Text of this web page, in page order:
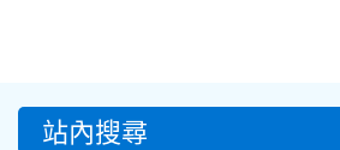
::: 站內搜尋